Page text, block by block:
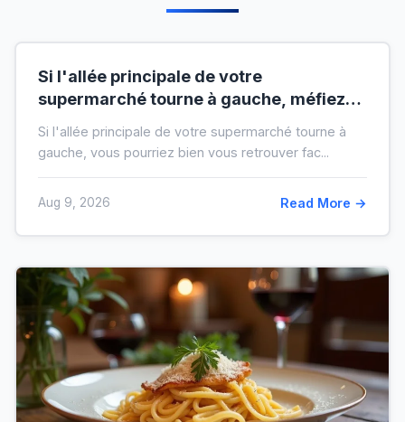
Si l'allée principale de votre
supermarché tourne à gauche, méfiez-
Si l'allée principale de votre supermarché tourne à
gauche, vous pourriez bien vous retrouver fac...
Aug 9, 2026 Read More →